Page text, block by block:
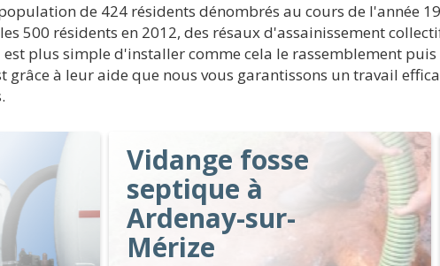
de 424 résidents dénombrés au cours de l'année
500 résidents en 2012, des résaux d'assainissement
plus simple d'installer comme cela le rassemblement
grâce à leur aide que nous vous garantissons un travail
Vidange fosse
septique à
Ardenay-sur-
Mérize